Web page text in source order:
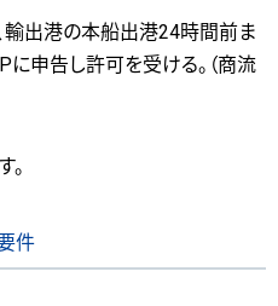
輸出港の本船出港24時間前ま
申告し許可を受ける。（商流
。
件